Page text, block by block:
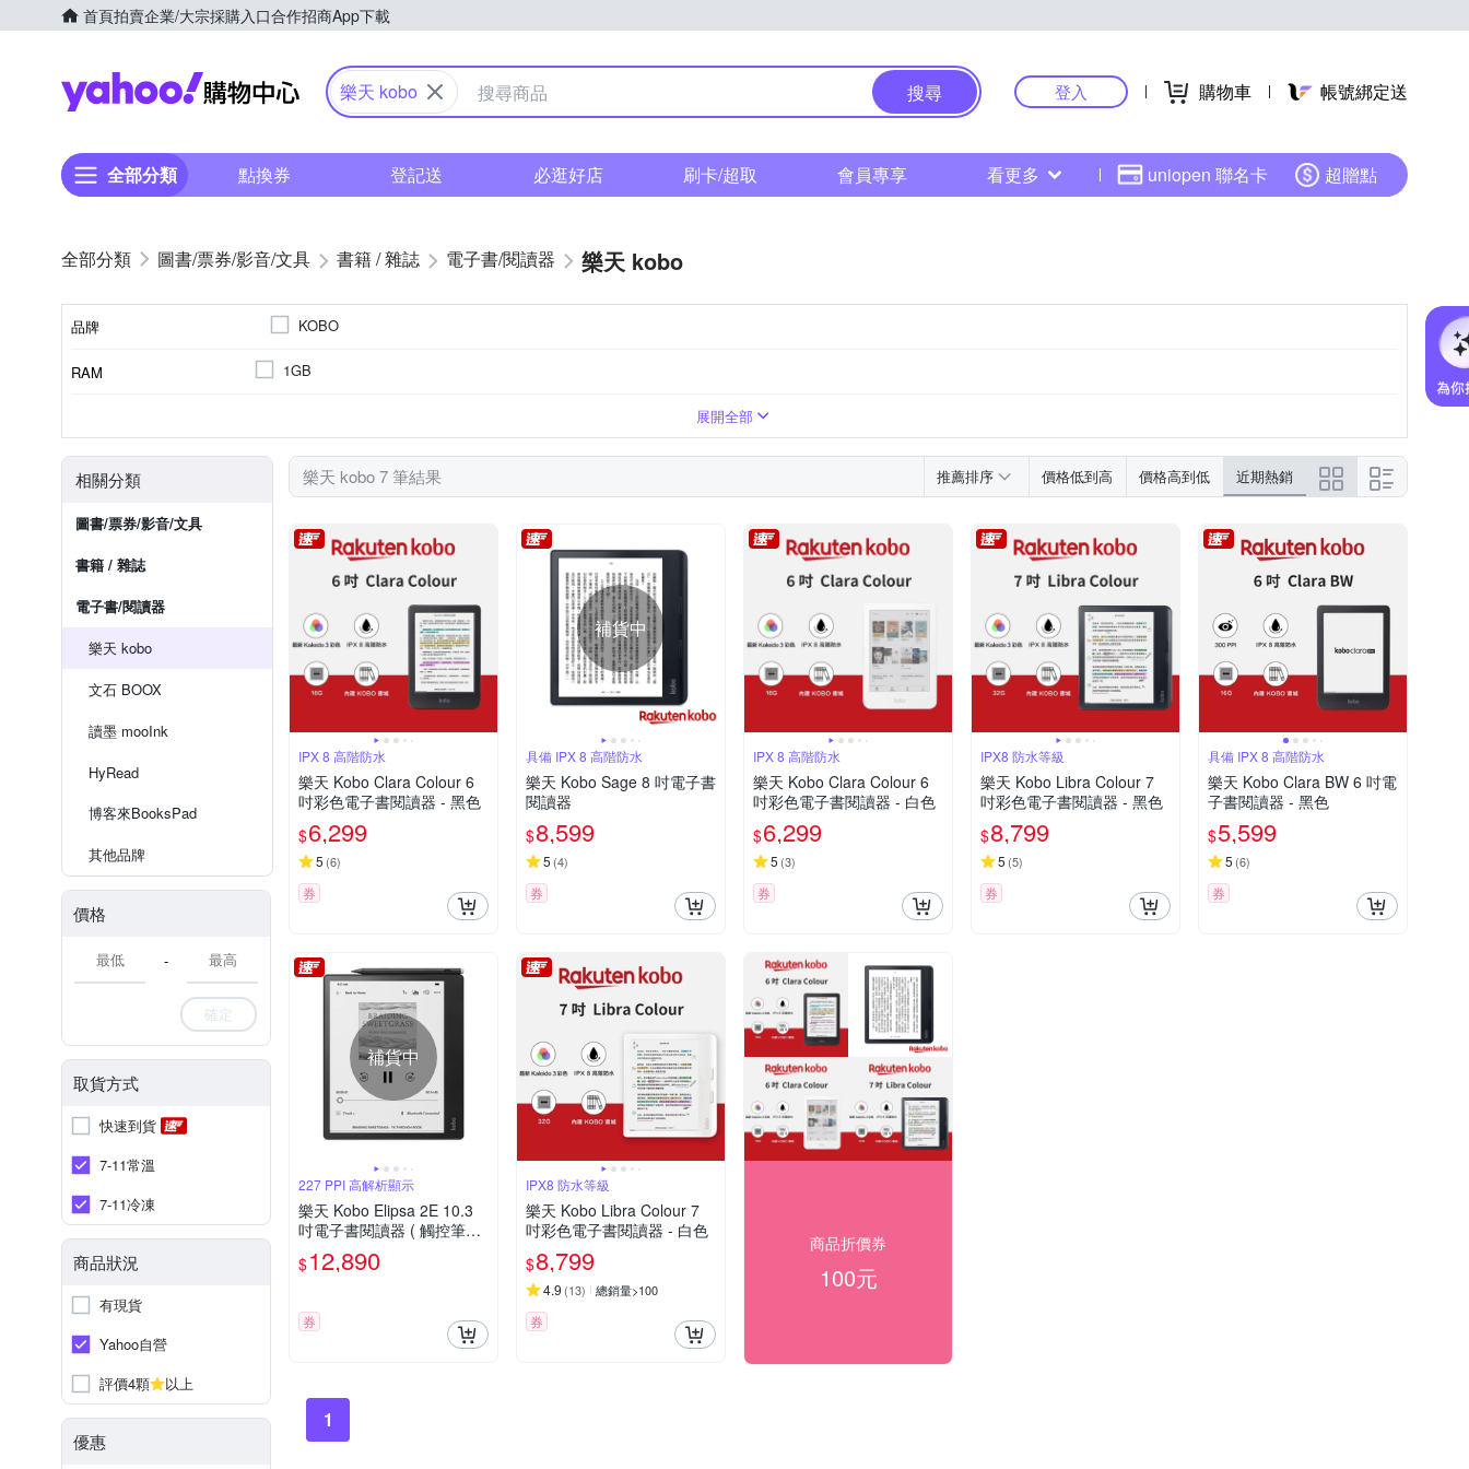
首頁拍賣企業/大宗採購入口合作招商App下載
Yahoo購物中心
樂天 kobo 搜尋 登入 購物車 帳號綁定送
全部分類 點換券 登記送 必逛好店 刷卡/超取 會員專享 看更多 uniopen 聯名卡 超贈點
圖書/票券/影音/文具 書籍 / 雜誌 電子書/閱讀器 樂天 kobo
品牌 KOBO
RAM 1GB
1404 x 1872 (300ppi)
展開全部
相關分類
圖書/票券/影音/文具
書籍 / 雜誌
電子書/閱讀器
樂天 kobo
文石 BOOX
讀墨 mooInk
HyRead
博客來BooksPad
其他品牌
價格
-
確定
取貨方式
快速到貨
7-11常溫
7-11冷凍
商品狀況
有現貨
Yahoo自營
評價4顆
以上
優惠
樂天 kobo 7 筆結果 推薦排序 價格低到高 價格高到低 近期熱銷
IPX 8 高階防水
樂天 Kobo Clara Colour 6
吋彩色電子書閱讀器 - 黑色
$6,299
5 (6)
券
補貨中
具備 IPX 8 高階防水
樂天 Kobo Sage 8 吋電子書
閱讀器
$8,599
5 (4)
券
IPX 8 高階防水
樂天 Kobo Clara Colour 6
吋彩色電子書閱讀器 - 白色
$6,299
5 (3)
券
IPX8 防水等級
樂天 Kobo Libra Colour 7
吋彩色電子書閱讀器 - 黑色
$8,799
5 (5)
券
具備 IPX 8 高階防水
樂天 Kobo Clara BW 6 吋電
子書閱讀器 - 黑色
$5,599
5 (6)
券
補貨中
227 PPI 高解析顯示
樂天 Kobo Elipsa 2E 10.3
吋電子書閱讀器 ( 觸控筆二
合一套組 )
$12,890
券
IPX8 防水等級
樂天 Kobo Libra Colour 7
吋彩色電子書閱讀器 - 白色
$8,799
4.9 (13) 總銷量>100
券
商品折價券
100元
1